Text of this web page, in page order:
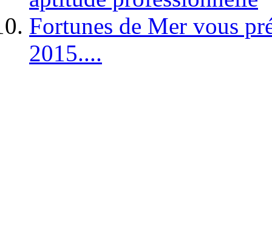
Fortunes de Mer vous
2015....